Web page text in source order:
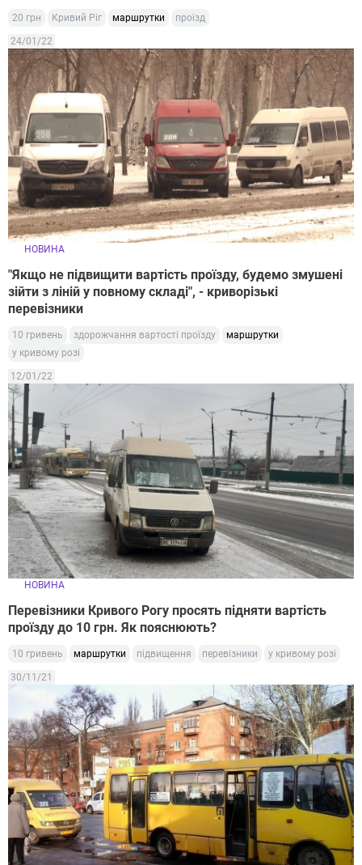
20 грн Кривий Ріг маршрутки проїзд
24/01/22
НОВИНА
"Якщо не підвищити вартість проїзду, будемо змушені
зійти з ліній у повному складі", - криворізькі
перевізники
10 гривень здорожчання вартості проїзду
маршрутки
у кривому розі
12/01/22
НОВИНА
Перевізники Кривого Рогу просять підняти вартість
проїзду до 10 грн. Як пояснюють?
10 гривень маршрутки підвищення перевізники у кривому розі
30/11/21